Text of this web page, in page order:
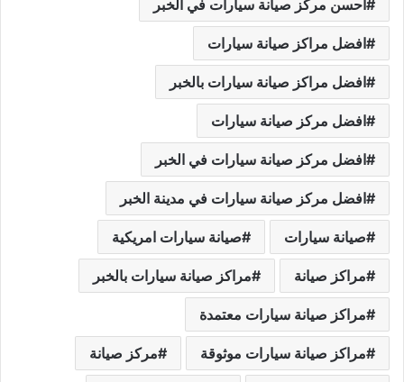
احسن مركز صيانة سيارات في الخبر
افضل مراكز صيانة سيارات
افضل مراكز صيانة سيارات بالخبر
افضل مركز صيانة سيارات
افضل مركز صيانة سيارات في الخبر
افضل مركز صيانة سيارات في مدينة الخبر
صيانة سيارات صيانة سيارات امريكية
مراكز صيانة مراكز صيانة سيارات بالخبر
مراكز صيانة سيارات معتمدة
مراكز صيانة سيارات موثوقة مركز صيانة